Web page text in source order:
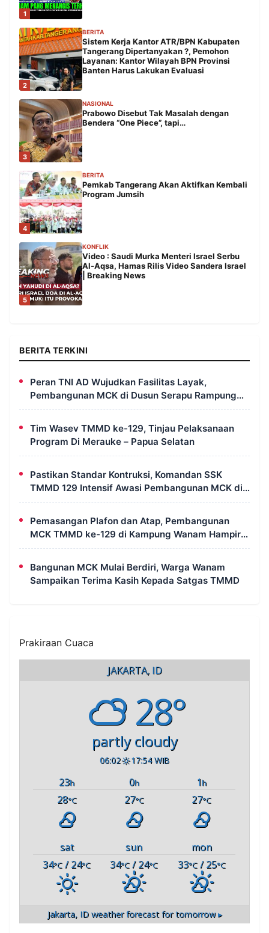
1
2
BERITA
Sistem Kerja Kantor ATR/BPN Kabupaten
Tangerang Dipertanyakan ?, Pemohon
Layanan: Kantor Wilayah BPN Provinsi
Banten Harus Lakukan Evaluasi
3
NASIONAL
Prabowo Disebut Tak Masalah dengan
Bendera “One Piece”, tapi…
4
BERITA
Pemkab Tangerang Akan Aktifkan Kembali
Program Jumsih
5
KONFLIK
Video : Saudi Murka Menteri Israel Serbu
Al-Aqsa, Hamas Rilis Video Sandera Israel
| Breaking News
BERITA TERKINI
Peran TNI AD Wujudkan Fasilitas Layak,
Pembangunan MCK di Dusun Serapu Rampung
Dikerjakan
Tim Wasev TMMD ke-129, Tinjau Pelaksanaan
Program Di Merauke – Papua Selatan
Pastikan Standar Kontruksi, Komandan SSK
TMMD 129 Intensif Awasi Pembangunan MCK di
Wanam
Pemasangan Plafon dan Atap, Pembangunan
MCK TMMD ke-129 di Kampung Wanam Hampir
Rampung
Bangunan MCK Mulai Berdiri, Warga Wanam
Sampaikan Terima Kasih Kepada Satgas TMMD
Prakiraan Cuaca
JAKARTA, ID
28°
partly cloudy
06:02 17:54 WIB
23h 0h 1h
28°C 27°C 27°C
sat sun
mon
34°C / 24°C 34°C / 24°C 33°C/ 25°C
Jakarta, IDweather forecast for tomorrow ▸